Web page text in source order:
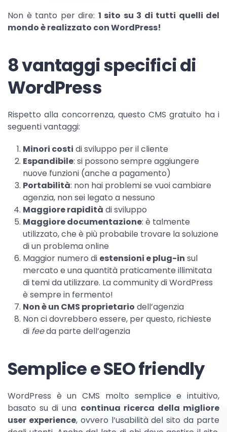
Non è tanto per dire: 1 sito su 3 di tutti quelli del
mondo è realizzato con WordPress!
8 vantaggi specifici di
WordPress
Rispetto alla concorrenza, questo CMS gratuito ha i
seguenti vantaggi:
Minori costi di sviluppo per il cliente
Espandibile: si possono sempre aggiungere
nuove funzioni (anche a pagamento)
Portabilità: non hai problemi se vuoi cambiare
agenzia, non sei legato a nessuno
Maggiore rapidità di sviluppo
Maggiore documentazione: è talmente
utilizzato, che è più probabile trovare la soluzione
di un problema online
Maggior numero di estensioni e plug-in sul
mercato e una quantità praticamente illimitata
di temi da utilizzare. La community di WordPress
è sempre in fermento!
Non è un CMS proprietario dell’agenzia
Non ci dovrebbero essere, per questo, richieste
di feeda parte dell’agenzia
Semplice e SEO friendly
WordPress è un CMS molto semplice e intuitivo,
basato su di una continua ricerca della migliore
user experience, ovvero l’usabilità del sito da parte